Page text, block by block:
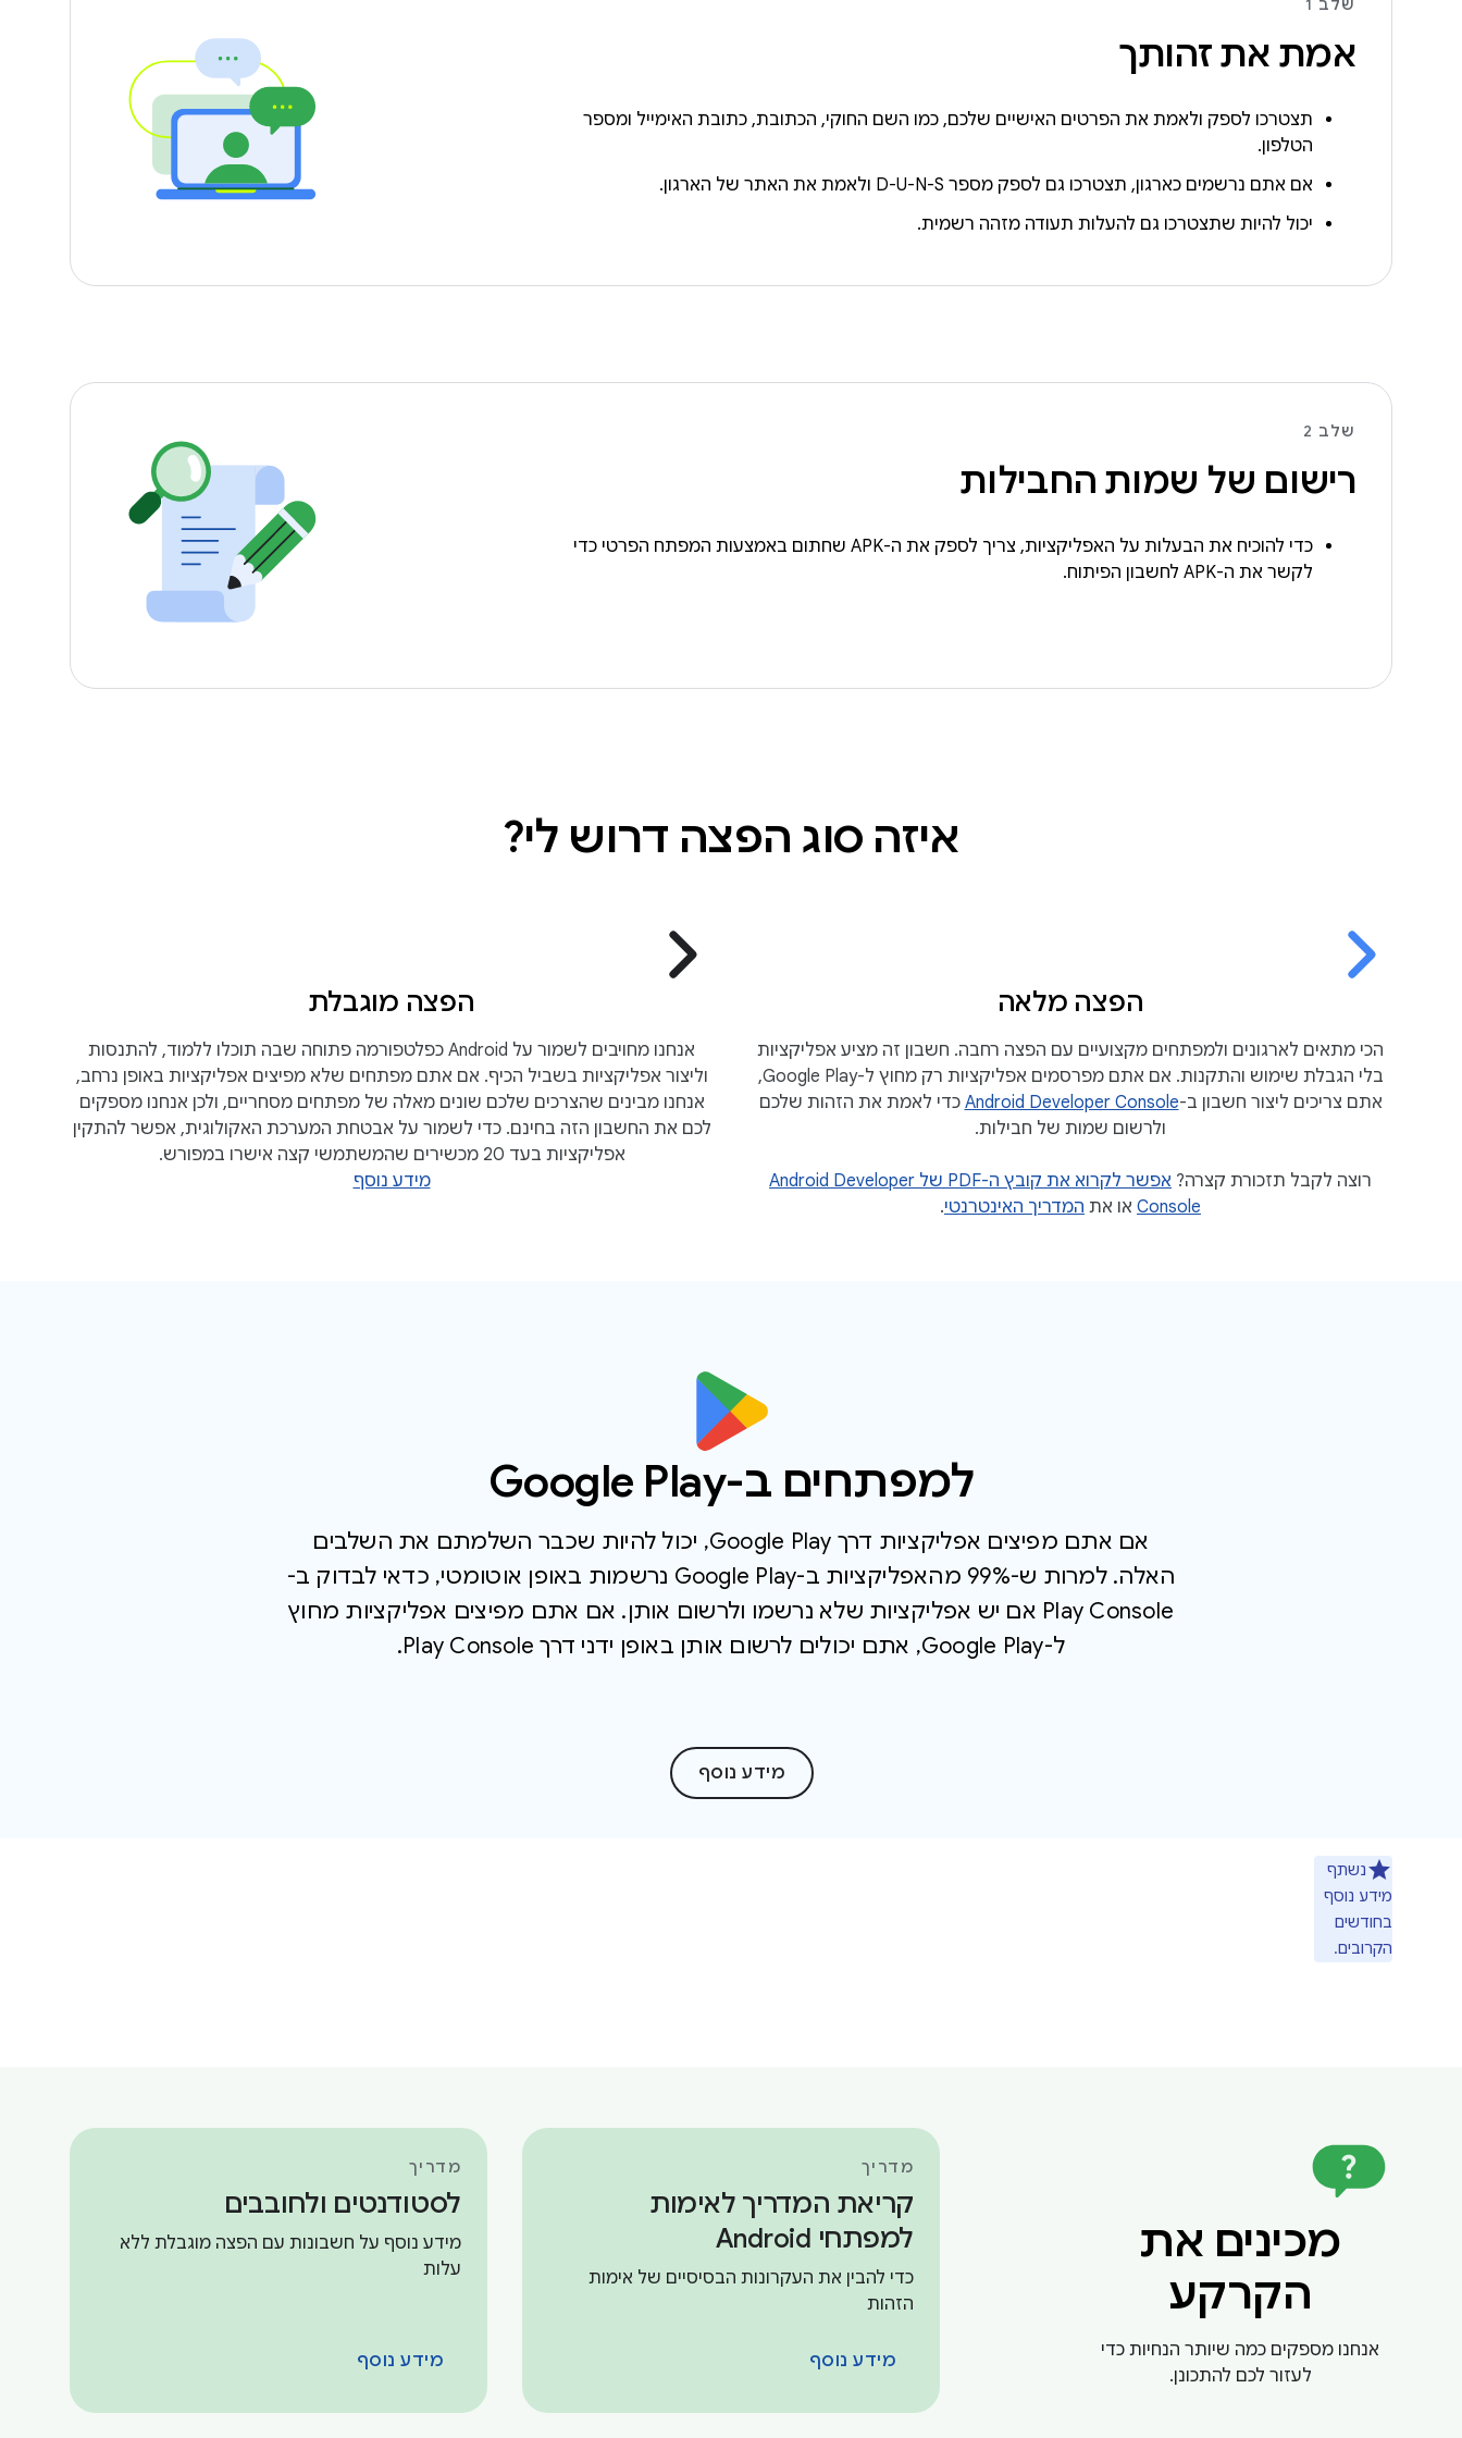
שלב 1
אמת את זהותך
תצטרכו לספק ולאמת את הפרטים האישיים שלכם, כמו השם החוקי, הכתובת, כתובת האימייל ומספר
הטלפון.
אם אתם נרשמים כארגון, תצטרכו גם לספק מספר D-U-N-S ולאמת את האתר של הארגון.
יכול להיות שתצטרכו גם להעלות תעודה מזהה רשמית.
שלב 2
רישום של שמות החבילות
כדי להוכיח את הבעלות על האפליקציות, צריך לספק את ה-APK שחתום באמצעות המפתח הפרטי כדי
לקשר את ה-APK לחשבון הפיתוח.
איזה סוג הפצה דרוש לי?
הפצה מלאה
הכי מתאים לארגונים ולמפתחים מקצועיים עם הפצה רחבה. חשבון זה מציע אפליקציות
בלי הגבלת שימוש והתקנות. אם אתם מפרסמים אפליקציות רק מחוץ ל-Google Play,
אתם צריכים ליצור חשבון ב-Android Developer Console כדי לאמת את הזהות שלכם
ולרשום שמות של חבילות.
רוצה לקבל תזכורת קצרה?
אפשר לקרוא את קובץ ה-PDF של Android Developer
Console או את המדריך האינטרנטי.
הפצה מוגבלת
אנחנו מחויבים לשמור על Android כפלטפורמה פתוחה שבה תוכלו ללמוד, להתנסות
וליצור אפליקציות בשביל הכיף. אם אתם מפתחים שלא מפיצים אפליקציות באופן נרחב,
אנחנו מבינים שהצרכים שלכם שונים מאלה של מפתחים מסחריים, ולכן אנחנו מספקים
לכם את החשבון הזה בחינם. כדי לשמור על אבטחת המערכת האקולוגית, אפשר להתקין
אפליקציות בעד 20 מכשירים שהמשתמשי קצה אישרו במפורש.
מידע נוסף
למפתחים ב-Google Play
אם אתם מפיצים אפליקציות דרך Google Play, יכול להיות שכבר השלמתם את השלבים
האלה. למרות ש-99% מהאפליקציות ב-Google Play נרשמות באופן אוטומטי, כדאי לבדוק ב-
Play Console אם יש אפליקציות שלא נרשמו ולרשום אותן. אם אתם מפיצים אפליקציות מחוץ
ל-Google Play, אתם יכולים לרשום אותן באופן ידני דרך Play Console.
מידע נוסף
נשתף
מידע נוסף
בחודשים
הקרובים.
מכינים את
הקרקע
אנחנו מספקים כמה שיותר הנחיות כדי
לעזור לכם להתכונן.
מדריך
קריאת המדריך לאימות
למפתחי Android
כדי להבין את העקרונות הבסיסיים של אימות
הזהות
מידע נוסף
מדריך
לסטודנטים ולחובבים
מידע נוסף על חשבונות עם הפצה מוגבלת ללא
עלות
מידע נוסף